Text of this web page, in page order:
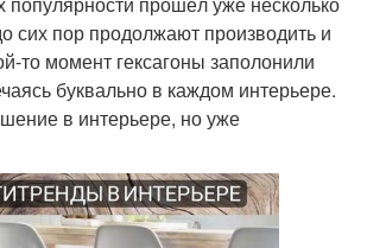
сих пор продолжают производить и
то момент гексагоны заполонили
буквально в каждом интерьере.
в интерьере, но уже